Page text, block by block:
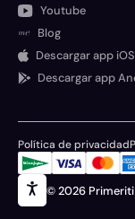
Youtube
Blog
Descargar app iOS
Descargar app
© 2026 Primeriti
Política de privacidad